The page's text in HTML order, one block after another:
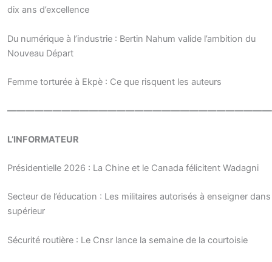
dix ans d’excellence
Du numérique à l’industrie : Bertin Nahum valide l’ambition du
Nouveau Départ
Femme torturée à Ekpè : Ce que risquent les auteurs
L’INFORMATEUR
Présidentielle 2026 : La Chine et le Canada félicitent Wadagni
Secteur de l’éducation : Les militaires autorisés à enseigner
supérieur
Sécurité routière : Le Cnsr lance la semaine de la courtoisie